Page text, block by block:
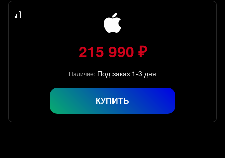
215 990 ₽
Наличие: Под заказ 1-3 дня
КУПИТЬ